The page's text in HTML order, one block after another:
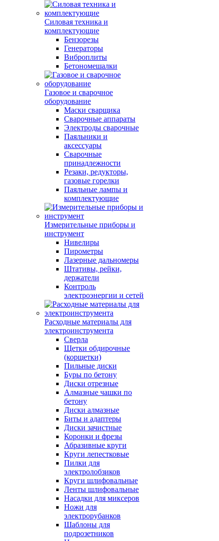
Силовая техника и
комплектующие
Бензорезы
Генераторы
Виброплиты
Бетономешалки
Газовое и сварочное
оборудование
Маски сварщика
Сварочные аппараты
Электроды сварочные
Паяльники и
аксессуары
Сварочные
принадлежности
Резаки, редукторы,
газовые горелки
Паяльные лампы и
комплектующие
Измерительные приборы и
инструмент
Нивелиры
Пирометры
Лазерные дальномеры
Штативы, рейки,
держатели
Контроль
электроэнергии и сетей
Расходные материалы для
электроинструмента
Сверла
Щетки обдирочные
(корщетки)
Пильные диски
Буры по бетону
Диски отрезные
Алмазные чашки по
бетону
Диски алмазные
Биты и адаптеры
Диски зачистные
Коронки и фрезы
Абразивные круги
Круги лепестковые
Пилки для
электролобзиков
Круги шлифовальные
Ленты шлифовальные
Насадки для миксеров
Ножи для
электрорубанков
Шаблоны для
подрозетников